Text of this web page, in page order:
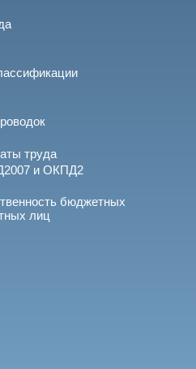
труда
и ОКПД2
бюджетных
лиц